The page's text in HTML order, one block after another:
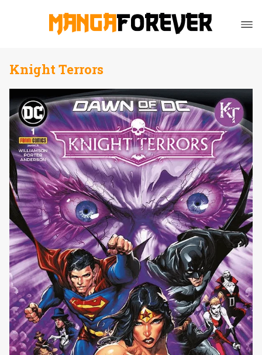
Knight Terrors